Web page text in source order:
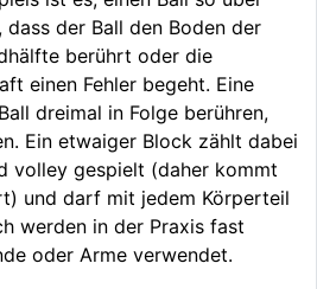
der Ball den Boden der
berührt oder die
einen Fehler begeht. Eine
dreimal in Folge berühren,
Ein etwaiger Block zählt dabei
volley gespielt (daher kommt
und darf mit jedem Körperteil
werden in der Praxis fast
oder Arme verwendet.